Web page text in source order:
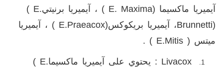
آيميريا ماكسيما ( E. Maxima) ، آيميريا برنيتي( E.
Brunnetti)، آيميريا بريكوكس( E.Praeacox) ، آيميريا
ميتس ( E.mitis
) .
Livacox : يحتوي على آيميريا ماكسيما( E.